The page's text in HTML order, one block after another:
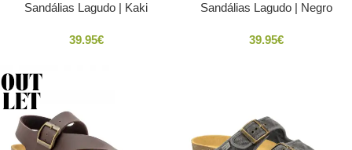
Sandálias Lagudo | Kaki
39.95€
Sandálias Lagudo | Negro
39.95€